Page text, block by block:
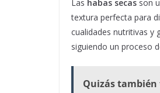
Las habas secas son
textura perfecta para
cualidades nutritivas y
siguiendo un proceso
Quizás también